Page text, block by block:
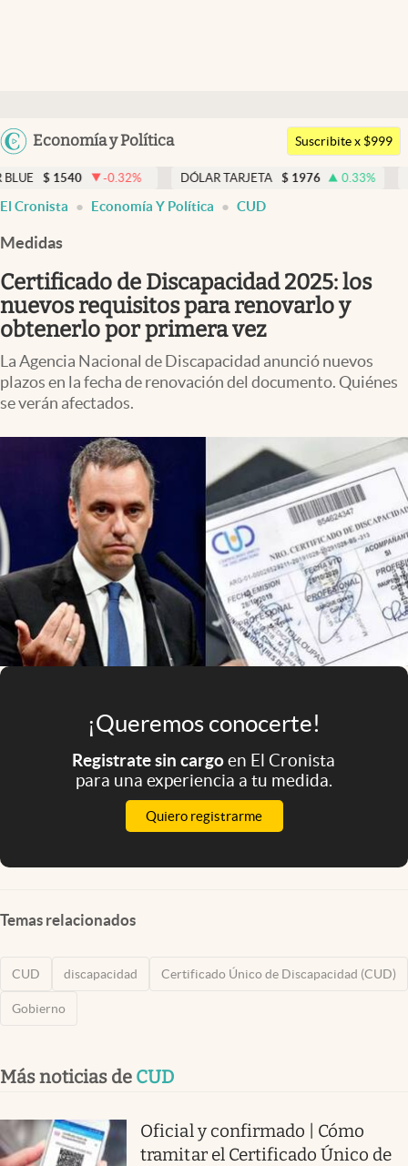
Argentina
Uruguay
Economía y Política
Members
Economía y Política
Finanzas y Mercados
Mercados Online
Negocios
Columnistas
Apertura
Mundial 2026
Eventos Corporativos
El Cronista Studio
Mediakit
abre en nueva pestaña
Suscribite x $999
-0.32% DÓLAR TARJETA $ 1976 0.33% DÓLAR MEP
El Cronista Economía Y Política CUD
Medidas
Certificado de Discapacidad 2025: los
nuevos requisitos para renovarlo y
obtenerlo por primera vez
La Agencia Nacional de Discapacidad anunció nuevos
plazos en la fecha de renovación del documento. Quiénes
se verán afectados.
¡Queremos conocerte!
Registrate sin cargoen El Cronista
para una experiencia a tu medida.
Quiero registrarme
Temas relacionados
CUD discapacidad Certificado Único de Discapacidad (CUD)
Gobierno
Más noticias de CUD
Oficial y confirmado | Cómo
tramitar el Certificado Único de